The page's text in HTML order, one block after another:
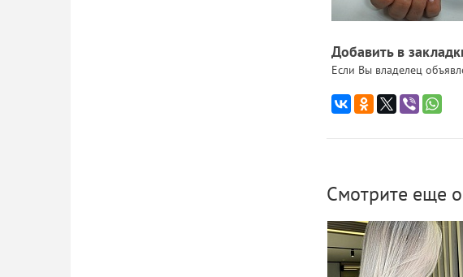
Добавить в
Если Вы владелец
Смотрите еще